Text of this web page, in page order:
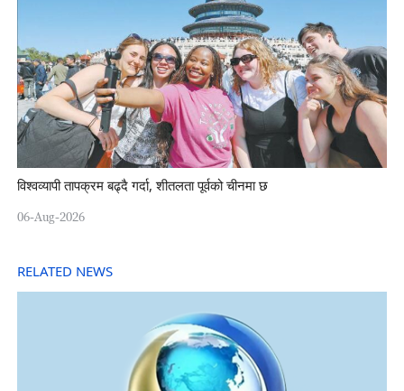
विश्वव्यापी तापक्रम बढ्दै गर्दा, शीतलता पूर्वको चीनमा छ
06-Aug-2026
RELATED NEWS